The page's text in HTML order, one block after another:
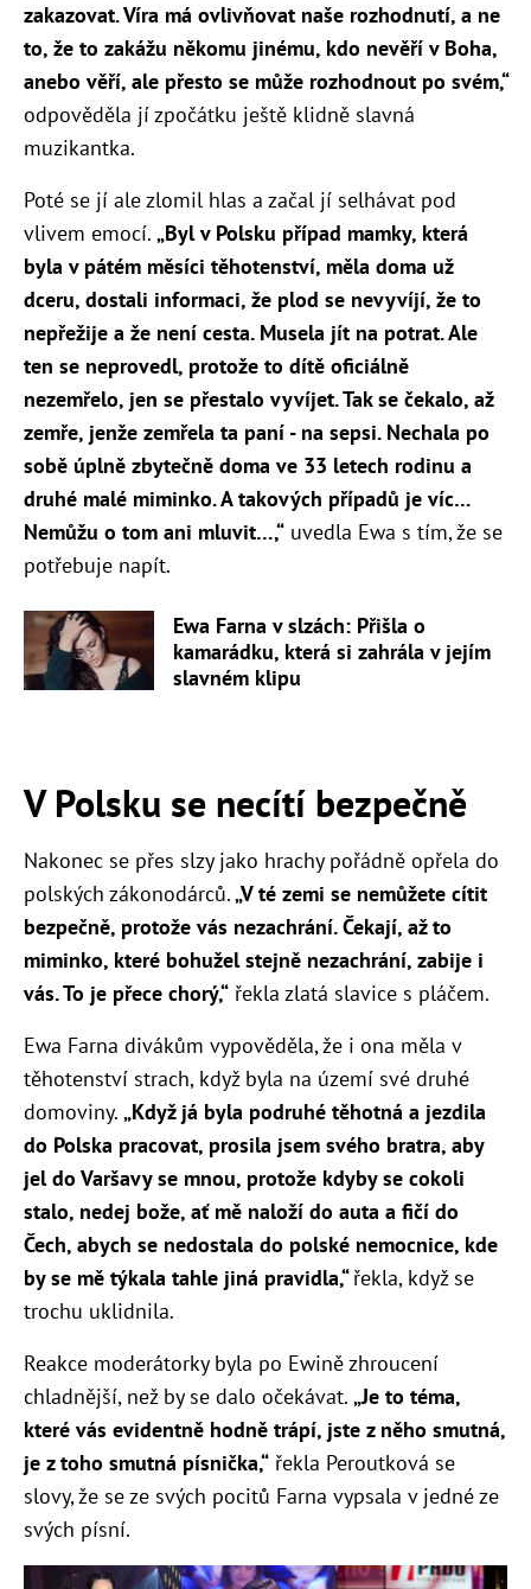
zakazovat. Víra má ovlivňovat naše rozhodnutí, a ne
to, že to zakážu někomu jinému, kdo nevěří v Boha,
anebo věří, ale přesto se může rozhodnout po svém,“
odpověděla jí zpočátku ještě klidně slavná
muzikantka.
Poté se jí ale zlomil hlas a začal jí selhávat pod
vlivem emocí. „Byl v Polsku případ mamky, která
byla v pátém měsíci těhotenství, měla doma už
dceru, dostali informaci, že plod se nevyvíjí, že to
nepřežije a že není cesta. Musela jít na potrat. Ale
ten se neprovedl, protože to dítě oficiálně
nezemřelo, jen se přestalo vyvíjet. Tak se čekalo, až
zemře, jenže zemřela ta paní - na sepsi. Nechala po
sobě úplně zbytečně doma ve 33 letech rodinu a
druhé malé miminko. A takových případů je víc…
Nemůžu o tom ani mluvit…,“ uvedla Ewa s tím, že se
potřebuje napít.
Ewa Farna v slzách: Přišla o
kamarádku, která si zahrála v jejím
slavném klipu
V Polsku se necítí bezpečně
Nakonec se přes slzy jako hrachy pořádně opřela do
polských zákonodárců.„V té zemi se nemůžete cítit
bezpečně, protože vás nezachrání. Čekají, až to
miminko, které bohužel stejně nezachrání, zabije i
vás. To je přece chorý,“ řekla zlatá slavice s pláčem.
Ewa Farna divákům vypověděla, že i ona měla v
těhotenství strach, když byla na území své druhé
domoviny. „Když já byla podruhé těhotná a jezdila
do Polska pracovat, prosila jsem svého bratra, aby
jel do Varšavy se mnou, protože kdyby se cokoli
stalo, nedej bože, ať mě naloží do auta a fičí do
Čech, abych se nedostala do polské nemocnice, kde
by se mě týkala tahle jiná pravidla,“řekla, když se
trochu uklidnila.
Reakce moderátorky byla po Ewině zhroucení
chladnější, než by se dalo očekávat. „Je to téma,
které vás evidentně hodně trápí, jste z něho smutná,
je z toho smutná písnička,“ řekla Peroutková se
slovy, že se ze svých pocitů Farna vypsala v jedné ze
svých písní.